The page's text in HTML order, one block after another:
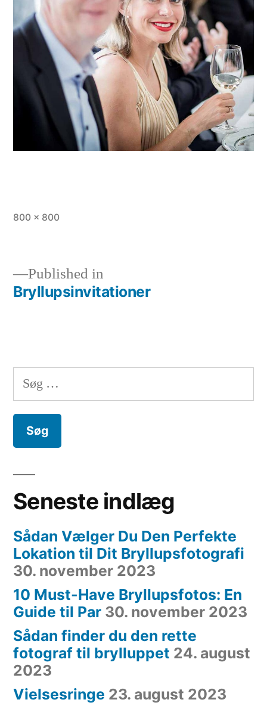
Full
800 × 800
Indlægsnavigation
Published in
Bryllupsinvitationer
Søg
efter:
Seneste indlæg
Sådan Vælger Du Den Perfekte
Lokation til Dit Bryllupsfotografi
30. november 2023
10 Must-Have Bryllupsfotos: En
Guide til Par 30. november 2023
Sådan finder du den rette
fotograf til brylluppet 24. august
2023
Vielsesringe 23. august 2023